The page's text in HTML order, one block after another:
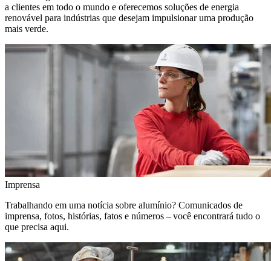
a clientes em todo o mundo e oferecemos soluções de energia
renovável para indústrias que desejam impulsionar uma produção
mais verde.
Imprensa
Trabalhando em uma notícia sobre alumínio? Comunicados de
imprensa, fotos, histórias, fatos e números – você encontrará tudo o
que precisa aqui.